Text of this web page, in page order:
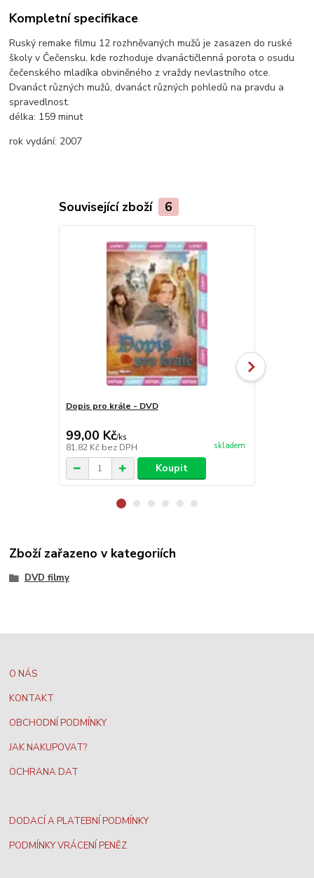
Kompletní specifikace
Ruský remake filmu 12 rozhněvaných mužů je zasazen do ruské
školy v Čečensku, kde rozhoduje dvanáctičlenná porota o osudu
čečenského mladíka obviněného z vraždy nevlastního otce.
Dvanáct různých mužů, dvanáct různých pohledů na pravdu a
spravedlnost.
délka: 159 minut
rok vydání: 2007
Související zboží 6
Dopis pro krále - DVD
99,00 Kč/ks
81,82 Kč bez DPH skladem
Koupit
Zboží zařazeno v kategoriích
DVD filmy
O NÁS
KONTAKT
OBCHODNÍ PODMÍNKY
JAK NAKUPOVAT?
OCHRANA DAT
DODACÍ A PLATEBNÍ PODMÍNKY
PODMÍNKY VRÁCENÍ PENĚZ